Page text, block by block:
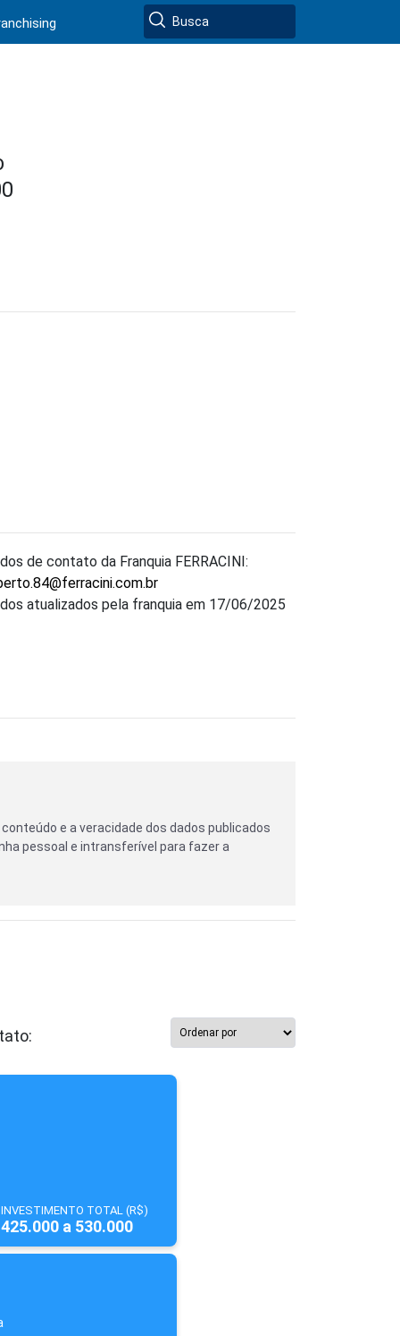
de contato da Franquia FERRACINI:
atualizados pela franquia em 17/06/2025
e a veracidade dos dados publicados
pessoal e intransferível para fazer a
INVESTIMENTO TOTAL (R$)
425.000 a 530.000